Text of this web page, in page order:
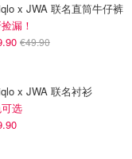
x JWA 联名直筒牛仔裤
漏！
€49.90
x JWA 联名衬衫
选